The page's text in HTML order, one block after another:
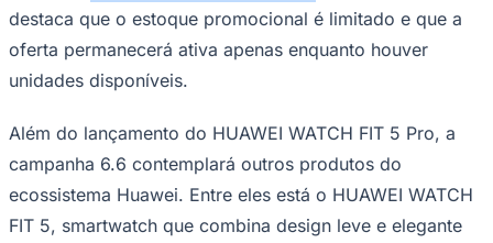
destaca que o estoque promocional é limitado e que a
oferta permanecerá ativa apenas enquanto houver
unidades disponíveis.
Além do lançamento do HUAWEI WATCH FIT 5 Pro, a
campanha 6.6 contemplará outros produtos do
ecossistema Huawei. Entre eles está o HUAWEI WATCH
FIT 5, smartwatch que combina design leve e elegante